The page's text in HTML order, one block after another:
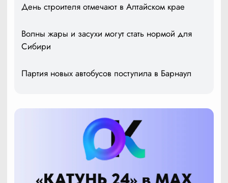
День строителя отмечают в Алтайском крае
Волны жары и засухи могут стать нормой для
Сибири
Партия новых автобусов поступила в Барнаул